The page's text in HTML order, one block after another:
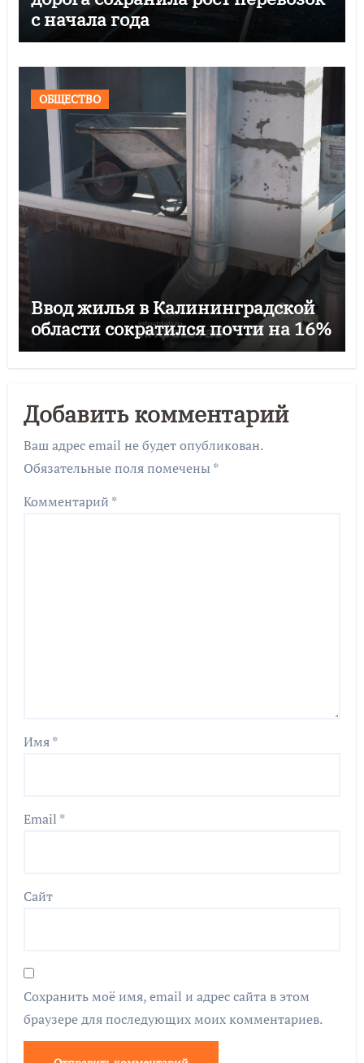
с начала года
ОБЩЕСТВО
Ввод жилья в Калининградской
области сократился почти на 16%
Добавить комментарий
Ваш адрес email не будет опубликован.
Обязательные поля помечены *
Комментарий *
Имя*
Email *
Сайт
Сохранить моё имя, email и адрес сайта в этом
браузере для последующих моих комментариев.